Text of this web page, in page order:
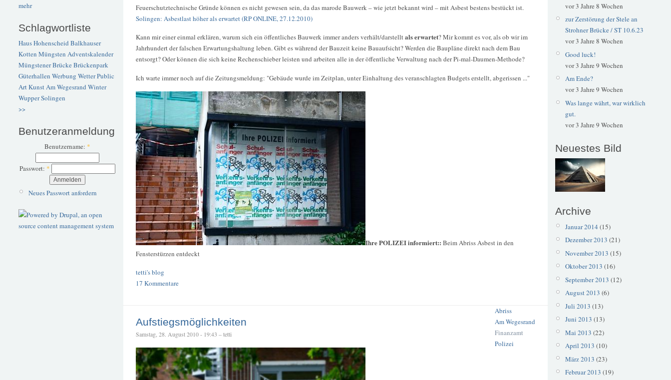
mehr
Schlagwortliste
Haus Hohenscheid Balkhauser
Kotten Müngsten Adventskalender
Müngstener BrückeBrückenpark
Güterhallen Werbung WetterPublic
ArtKunstAm Wegesrand Winter
WupperSolingen
>>
Benutzeranmeldung
Benutzername: *
Passwort: *
Neues Passwort anfordern
Feuerschutztechnische Gründe können es nicht gewesen sein, da das marode Bauwerk – wie jetzt bekannt wird – mit Asbest bestens bestückt ist.
Solingen: Asbestlast höher als erwartet (RP ONLINE, 27.12.2010)
Kann mir einer einmal erklären, warum sich ein öffentliches Bauwerk immer anders verhält/darstelltals erwartet? Mir kommt es vor, als ob wir im
Jahrhundert der falschen Erwartungshaltung leben. Gibt es während der Bauzeit keine Bauaufsicht? Werden die Baupläne direkt nach dem Bau
entsorgt? Oder können die sich keine Rechenschieber leisten und arbeiten alle in der öffentliche Verwaltung nach der Pi-mal-Daumen-Methode?
Ich warte immer noch auf die Zeitungsmeldung: "Gebäude wurde im Zeitplan, unter Einhaltung des veranschlagten Budgets erstellt, abgerissen ..."
Ihre POLIZEI informiert:: Beim Abriss Asbest in den
Fensterstürzen entdeckt
tetti's blog
17 Kommentare
Abriss
Am Wegesrand
Finanzamt
Polizei
Aufstiegsmöglichkeiten
Samstag, 28. August 2010 - 19:43 – tetti
vor 3 Jahre 8 Wochen
zur Zerstörung der Stele an
Strohner Brücke / ST 10.6.23
vor 3 Jahre 8 Wochen
Good luck!
vor 3 Jahre 9 Wochen
Am Ende?
vor 3 Jahre 9 Wochen
Was lange währt, war wirklich
gut.
vor 3 Jahre 9 Wochen
Neuestes Bild
Archive
Januar 2014 (15)
Dezember 2013 (21)
November 2013 (15)
Oktober 2013 (16)
September 2013 (12)
August 2013 (6)
Juli 2013 (13)
Juni 2013 (13)
Mai 2013 (22)
April 2013 (10)
März 2013 (23)
Februar 2013 (19)